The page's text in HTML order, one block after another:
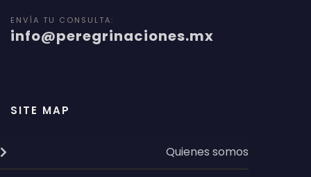
ENVÍA TU CONSULTA:
info@peregrinaciones.mx
SITE MAP
Quienes somos